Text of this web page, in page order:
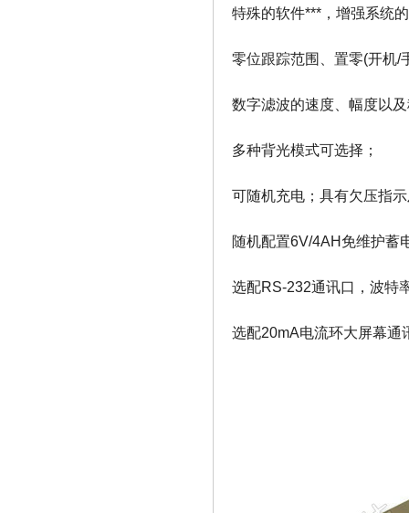
特殊的软件***，增强系统
零位跟踪范围、置零(开机/
数字滤波的速度、幅度以
多种背光模式可选择；
可随机充电；具有欠压指
随机配置6V/4AH免维护蓄
选配RS-232通讯口，波特
选配20mA电流环大屏幕通